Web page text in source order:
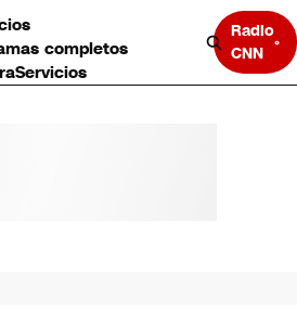
completos
Servicios
Radio
CNN